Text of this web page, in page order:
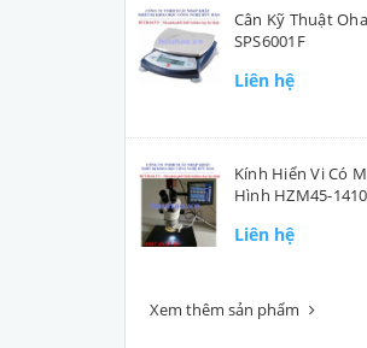
Cân Kỹ Thuật
SPS6001F
Liên hệ
Kính Hiển Vi Có
Hình HZM45-1410
Liên hệ
Xem thêm sản phẩm